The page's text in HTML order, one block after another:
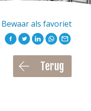
Bewaar als favoriet
Terug